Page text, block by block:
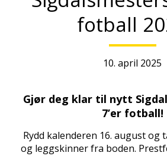
fotball
10. april 2025
Gjør deg klar til nytt
7’er fotball!
Rydd kalenderen 16. august og
og leggskinner fra boden.